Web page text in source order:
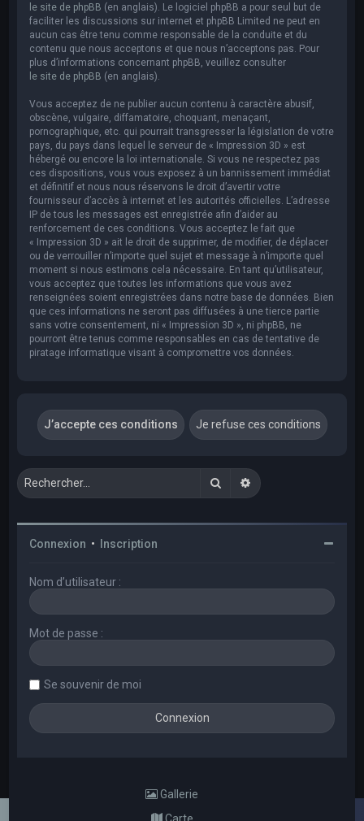
le site de phpBB (en anglais). Le logiciel phpBB a pour seul but de
faciliter les discussions sur internet et phpBB Limited ne peut en
aucun cas être tenu comme responsable de la conduite et du
contenu que nous acceptons et que nous n’acceptons pas. Pour
plus d’informations concernant phpBB, veuillez consulter
le site de phpBB (en anglais).
Vous acceptez de ne publier aucun contenu à caractère abusif,
obscène, vulgaire, diffamatoire, choquant, menaçant,
pornographique, etc. qui pourrait transgresser la législation de votre
pays, du pays dans lequel le serveur de « Impression 3D » est
hébergé ou encore la loi internationale. Si vous ne respectez pas
ces dispositions, vous vous exposez à un bannissement immédiat
et définitif et nous nous réservons le droit d’avertir votre
fournisseur d’accès à internet et les autorités officielles. L’adresse
IP de tous les messages est enregistrée afin d’aider au
renforcement de ces conditions. Vous acceptez le fait que
« Impression 3D » ait le droit de supprimer, de modifier, de déplacer
ou de verrouiller n’importe quel sujet et message à n’importe quel
moment si nous estimons cela nécessaire. En tant qu’utilisateur,
vous acceptez que toutes les informations que vous avez
renseignées soient enregistrées dans notre base de données. Bien
que ces informations ne seront pas diffusées à une tierce partie
sans votre consentement, ni « Impression 3D », ni phpBB, ne
pourront être tenus comme responsables en cas de tentative de
piratage informatique visant à compromettre vos données.
RechercherRecherche avancée
Connexion • Inscription
Nom d’utilisateur :
Mot de passe :
Se souvenir de moi
Gallerie
Carte